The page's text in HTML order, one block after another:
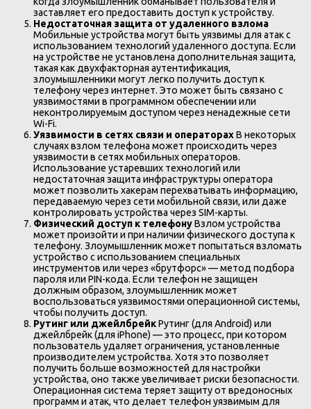
заставляет его предоставить доступ к устройству.
Недостаточная защита от удаленного взлома
Мобильные устройства могут быть уязвимы для атак с
использованием технологий удаленного доступа. Если
на устройстве не установлена дополнительная защита,
такая как двухфакторная аутентификация,
злоумышленники могут легко получить доступ к
телефону через интернет. Это может быть связано с
уязвимостями в программном обеспечении или
неконтролируемым доступом через ненадежные сети
Wi-Fi.
Уязвимости в сетях связи и операторахВ некоторых
случаях взлом телефона может происходить через
уязвимости в сетях мобильных операторов.
Использование устаревших технологий или
недостаточная защита инфраструктуры оператора
может позволить хакерам перехватывать информацию,
передаваемую через сети мобильной связи, или даже
контролировать устройства через SIM-карты.
Физический доступ к телефонуВзлом устройства
может произойти и при наличии физического доступа к
телефону. Злоумышленник может попытаться взломать
устройство с использованием специальных
инструментов или через «брутфорс» — метод подбора
пароля или PIN-кода. Если телефон не защищен
должным образом, злоумышленник может
воспользоваться уязвимостями операционной системы,
чтобы получить доступ.
Рутинг или джейлбрейкРутинг (для Android) или
джейлбрейк (для iPhone) — это процесс, при котором
пользователь удаляет ограничения, установленные
производителем устройства. Хотя это позволяет
получить больше возможностей для настройки
устройства, оно также увеличивает риски безопасности.
Операционная система теряет защиту от вредоносных
программ и атак, что делает телефон уязвимым для